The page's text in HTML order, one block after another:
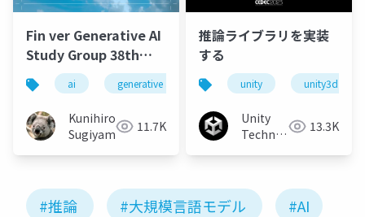
Fin ver Generative AI
Study Group 38th
session
ai generative ai machine learning deep
Kunihiro
Sugiyama
11.7K
推論ライブラリを実装
する
unity unity3d
Unity
Technologies13.3K
#推論 #大規模言語モデル #AI